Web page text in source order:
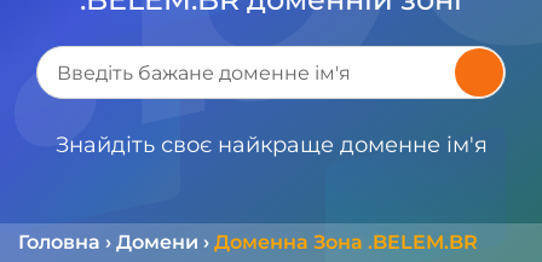
Знайдіть своє найкраще доменне ім'я
Головна › Домени › Доменна Зона .BELEM.BR